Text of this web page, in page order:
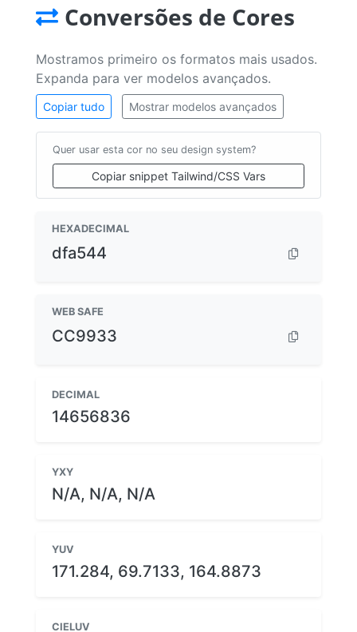
Conversões de Cores
Mostramos primeiro os formatos mais usados.
Expanda para ver modelos avançados.
Copiar tudo Mostrar modelos avançados
Quer usar esta cor no seu design system?
Copiar snippet Tailwind/CSS Vars
HEXADECIMAL
dfa544
WEB SAFE
CC9933
DECIMAL
14656836
YXY
N/A, N/A, N/A
YUV
171.284, 69.7133, 164.8873
CIELUV